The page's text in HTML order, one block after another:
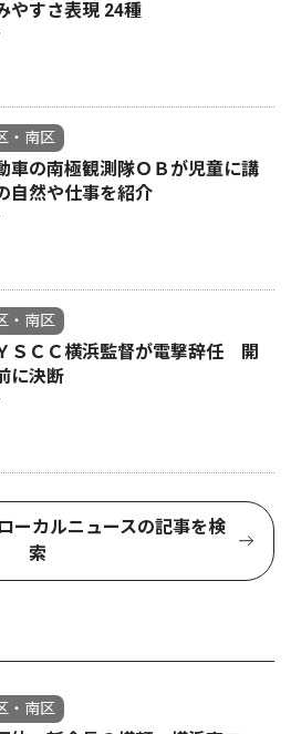
すさ表現 24種
・南区
車の南極観測隊ＯＢが児童に講
然や仕事を紹介
・南区
ＳＣＣ横浜監督が電撃辞任 開
に決断
ーカルニュースの記事を検
索
・南区